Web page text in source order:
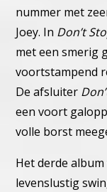
nummer met
Joey. In Don’t
met een smerig
voortstampend
De afsluiter
een voort
volle borst
Het derde
levenslustig